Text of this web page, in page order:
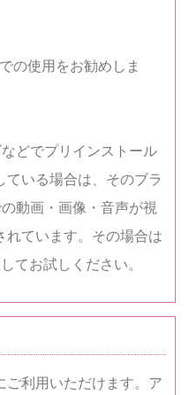
の使用をお勧めしま
どでプリインストール
ている場合は、そのブラ
動画・画像・音声が視
れています。その場合は
てお試しください。
ご利用いただけます。ア